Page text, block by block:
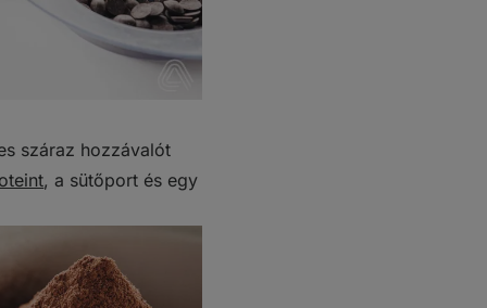
száraz hozzávalót
, a sütőport és egy